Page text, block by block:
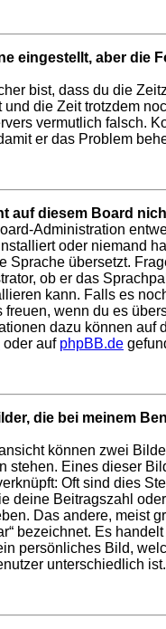
eingestellt, aber die
bist, dass du die
und die Zeit trotzdem
vermutlich falsch.
er das Problem
auf diesem Board
Administration
oder niemand
Sprache übersetzt.
ob er das
kann. Falls es
freuen, wenn du es
dazu können auf
oder auf phpBB.de
die bei meinem
können zwei
stehen. Eines dieser
Oft sind dies
deine Beitragszahl
Das andere, meist
bezeichnet. Es
persönliches Bild,
unterschiedlich ist.